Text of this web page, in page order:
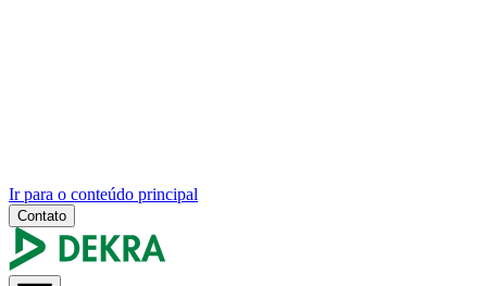
Ir para o conteúdo principal
Contato